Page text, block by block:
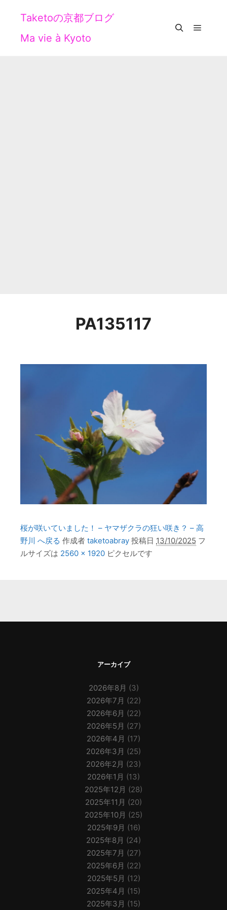
Taketoの京都ブログ
Ma vie à Kyoto
PA135117
桜が咲いていました！ – ヤマザクラの狂い咲き？ – 高
野川 へ戻る 作成者 taketoabray 投稿日 13/10/2025 フ
ルサイズは 2560 × 1920 ピクセルです
アーカイブ
2026年8月 (3)
2026年7月 (22)
2026年6月 (22)
2026年5月 (27)
2026年4月 (17)
2026年3月 (25)
2026年2月 (23)
2026年1月 (13)
2025年12月 (28)
2025年11月 (20)
2025年10月 (25)
2025年9月 (16)
2025年8月 (24)
2025年7月 (27)
2025年6月 (22)
2025年5月 (12)
2025年4月 (15)
2025年3月 (15)